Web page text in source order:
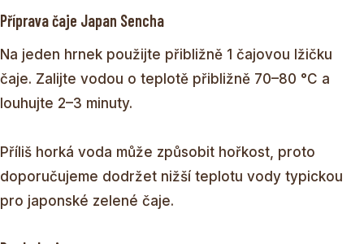
Příprava čaje Japan Sencha
Na jeden hrnek použijte přibližně 1 čajovou lžičku
čaje. Zalijte vodou o teplotě přibližně 70–80 °C a
louhujte 2–3 minuty.
Příliš horká voda může způsobit hořkost, proto
doporučujeme dodržet nižší teplotu vody typickou
pro japonské zelené čaje.